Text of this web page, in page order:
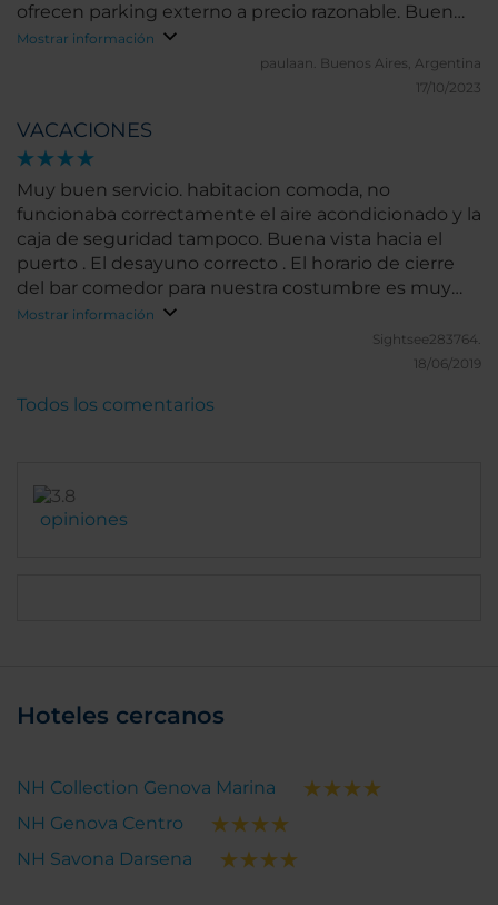
ofrecen parking externo a precio razonable. Buen
restaurante y muy buena atención, buenos platos
de la región, excelente vista.
Mostrar información
paulaan. Buenos Aires, Argentina
17/10/2023
VACACIONES
Muy buen servicio. habitacion comoda, no
funcionaba correctamente el aire acondicionado y la
caja de seguridad tampoco. Buena vista hacia el
puerto . El desayuno correcto . El horario de cierre
del bar comedor para nuestra costumbre es muy
temprano
Mostrar información
Sightsee283764.
18/06/2019
opiniones
Todos los comentarios
Hoteles cercanos
NH Collection Genova Marina
NH Genova Centro
NH Savona Darsena